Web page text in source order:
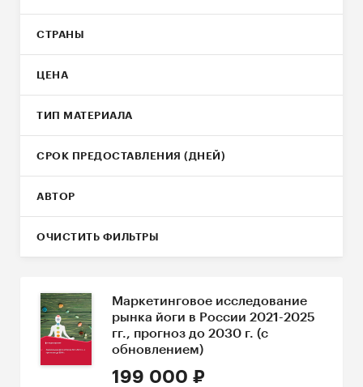
СТРАНЫ
ЦЕНА
ТИП МАТЕРИАЛА
СРОК ПРЕДОСТАВЛЕНИЯ (ДНЕЙ)
АВТОР
ОЧИСТИТЬ ФИЛЬТРЫ
Маркетинговое исследование
рынка йоги в России 2021-2025
гг., прогноз до 2030 г. (с
обновлением)
199 000 ₽